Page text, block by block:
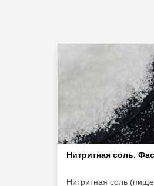
Нитритная соль.
Нитритная соль